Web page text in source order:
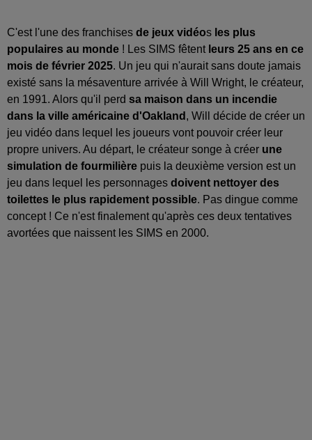
C'est l'une des franchises de jeux vidéos les plus
populaires au monde ! Les SIMS fêtent leurs 25 ans en ce
mois de février 2025. Un jeu qui n'aurait sans doute jamais
existé sans la mésaventure arrivée à Will Wright, le créateur,
en 1991. Alors qu'il perd sa maison dans un incendie
dans la ville américaine d'Oakland , Will décide de créer un
jeu vidéo dans lequel les joueurs vont pouvoir créer leur
propre univers. Au départ, le créateur songe à créer une
simulation de fourmilière puis la deuxième version est un
jeu dans lequel les personnages doivent nettoyer des
toilettes le plus rapidement possible. Pas dingue comme
concept ! Ce n'est finalement qu'après ces deux tentatives
avortées que naissent les SIMS en 2000.